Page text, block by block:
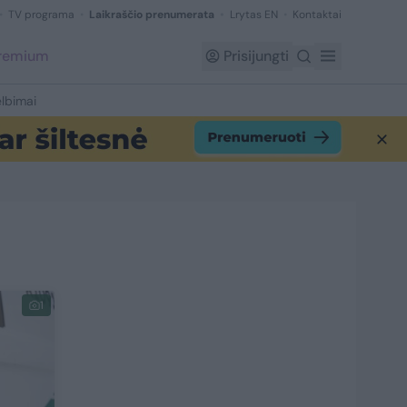
TV programa Laikraščio prenumerata Lrytas EN Kontaktai
Prisijungti
1